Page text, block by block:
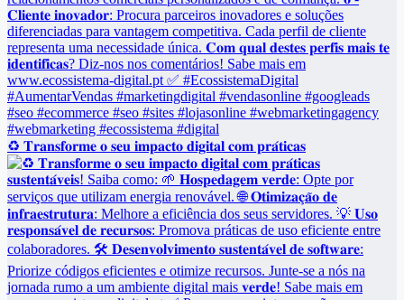
♻️ 𝐓𝐫𝐚𝐧𝐬𝐟𝐨𝐫𝐦𝐞 𝐨 𝐬𝐞𝐮 𝐢𝐦𝐩𝐚𝐜𝐭𝐨 𝐝𝐢𝐠𝐢𝐭𝐚𝐥 𝐜𝐨𝐦 𝐩𝐫𝐚́𝐭𝐢𝐜𝐚𝐬